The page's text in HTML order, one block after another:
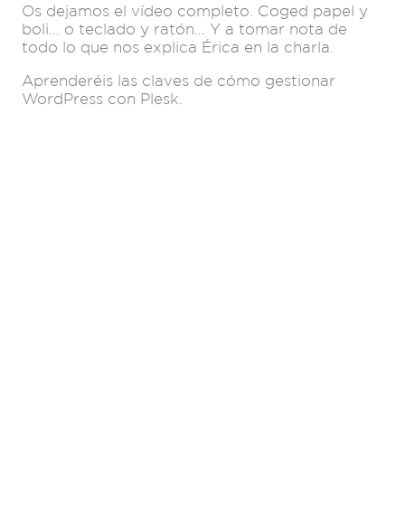
Os dejamos el vídeo completo. Coged papel y
boli… o teclado y ratón… Y a tomar nota de
todo lo que nos explica Érica en la charla.
Aprenderéis las claves de cómo gestionar
WordPress con Plesk.